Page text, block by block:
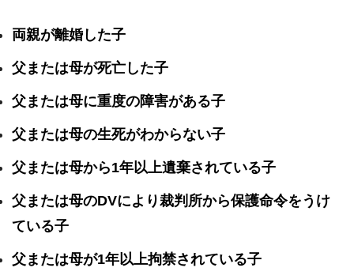
両親が離婚した子
父または母が死亡した子
父または母に重度の障害がある子
父または母の生死がわからない子
父または母から1年以上遺棄されている子
父または母のDVにより裁判所から保護命令をうけ
ている子
父または母が1年以上拘禁されている子